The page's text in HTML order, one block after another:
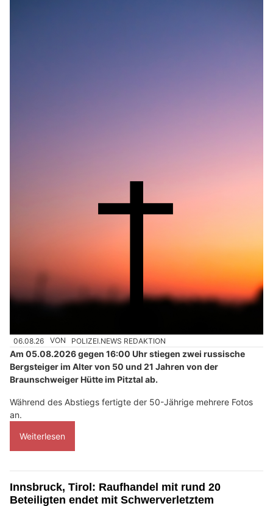
06.08.26 VON POLIZEI.NEWS REDAKTION
Am 05.08.2026 gegen 16:00 Uhr stiegen zwei russische
Bergsteiger im Alter von 50 und 21 Jahren von der
Braunschweiger Hütte im Pitztal ab.
Während des Abstiegs fertigte der 50-Jährige mehrere Fotos
an.
Weiterlesen
Innsbruck, Tirol: Raufhandel mit rund 20
Beteiligten endet mit Schwerverletztem